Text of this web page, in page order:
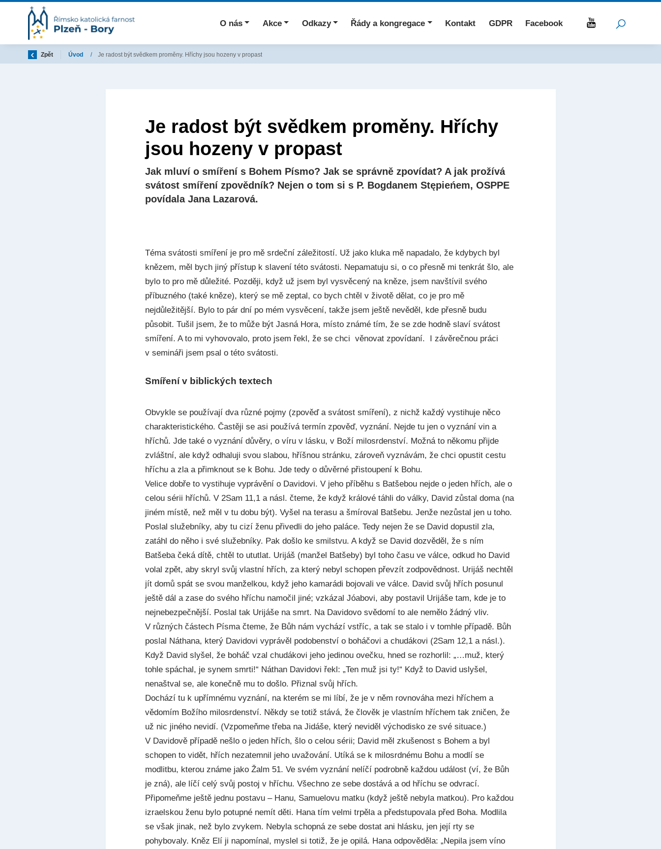
O nás Akce Odkazy Řády a kongregace Kontakt GDPR Facebook
Zpět Úvod / Je radost být svědkem proměny. Hříchy jsou hozeny v propast
Je radost být svědkem proměny. Hříchy
jsou hozeny v propast
Jak mluví o smíření s Bohem Písmo? Jak se správně zpovídat? A jak prožívá
svátost smíření zpovědník? Nejen o tom si s P. Bogdanem Stępieńem, OSPPE
povídala Jana Lazarová.
Téma svátosti smíření je pro mě srdeční záležitostí. Už jako kluka mě napadalo, že kdybych byl
knězem, měl bych jiný přístup k slavení této svátosti. Nepamatuju si, o co přesně mi tenkrát šlo, ale
bylo to pro mě důležité. Později, když už jsem byl vysvěcený na kněze, jsem navštívil svého
příbuzného (také kněze), který se mě zeptal, co bych chtěl v životě dělat, co je pro mě
nejdůležitější. Bylo to pár dní po mém vysvěcení, takže jsem ještě nevěděl, kde přesně budu
působit. Tušil jsem, že to může být Jasná Hora, místo známé tím, že se zde hodně slaví svátost
smíření. A to mi vyhovovalo, proto jsem řekl, že se chci věnovat zpovídaní. I závěrečnou práci
v semináři jsem psal o této svátosti.
Smíření v biblických textech
Obvykle se používají dva různé pojmy (zpověď a svátost smíření), z nichž každý vystihuje něco
charakteristického. Častěji se asi používá termín zpověď, vyznání. Nejde tu jen o vyznání vin a
hříchů. Jde také o vyznání důvěry, o víru v lásku, v Boží milosrdenství. Možná to někomu přijde
zvláštní, ale když odhaluji svou slabou, hříšnou stránku, zároveň vyznávám, že chci opustit cestu
hříchu a zla a přimknout se k Bohu. Jde tedy o důvěrné přistoupení k Bohu.
Velice dobře to vystihuje vyprávění o Davidovi. V jeho příběhu s Batšebou nejde o jeden hřích, ale o
celou sérii hříchů. V 2Sam 11,1 a násl. čteme, že když králové táhli do války, David zůstal doma (na
jiném místě, než měl v tu dobu být). Vyšel na terasu a šmíroval Batšebu. Jenže nezůstal jen u toho.
Poslal služebníky, aby tu cizí ženu přivedli do jeho paláce. Tedy nejen že se David dopustil zla,
zatáhl do něho i své služebníky. Pak došlo ke smilstvu. A když se David dozvěděl, že s ním
Batšeba čeká dítě, chtěl to ututlat. Urijáš (manžel Batšeby) byl toho času ve válce, odkud ho David
volal zpět, aby skryl svůj vlastní hřích, za který nebyl schopen převzít zodpovědnost. Urijáš nechtěl
jít domů spát se svou manželkou, když jeho kamarádi bojovali ve válce. David svůj hřích posunul
ještě dál a zase do svého hříchu namočil jiné; vzkázal Jóabovi, aby postavil Urijáše tam, kde je to
nejnebezpečnější. Poslal tak Urijáše na smrt. Na Davidovo svědomí to ale nemělo žádný vliv.
V různých částech Písma čteme, že Bůh nám vychází vstříc, a tak se stalo i v tomhle případě. Bůh
poslal Náthana, který Davidovi vyprávěl podobenství o boháčovi a chudákovi (2Sam 12,1 a násl.).
Když David slyšel, že boháč vzal chudákovi jeho jedinou ovečku, hned se rozhorlil: „…muž, který
tohle spáchal, je synem smrti!“ Náthan Davidovi řekl: „Ten muž jsi ty!“ Když to David uslyšel,
nenaštval se, ale konečně mu to došlo. Přiznal svůj hřích.
Dochází tu k upřímnému vyznání, na kterém se mi líbí, že je v něm rovnováha mezi hříchem a
vědomím Božího milosrdenství. Někdy se totiž stává, že člověk je vlastním hříchem tak zničen, že
už nic jiného nevidí. (Vzpomeňme třeba na Jidáše, který neviděl východisko ze své situace.)
V Davidově případě nešlo o jeden hřích, šlo o celou sérii; David měl zkušenost s Bohem a byl
schopen to vidět, hřích nezatemnil jeho uvažování. Utíká se k milosrdnému Bohu a modlí se
modlitbu, kterou známe jako Žalm 51. Ve svém vyznání nelíčí podrobně každou událost (ví, že Bůh
je zná), ale líčí celý svůj postoj v hříchu. Všechno ze sebe dostává a od hříchu se odvrací.
Připomeňme ještě jednu postavu – Hanu, Samuelovu matku (když ještě nebyla matkou). Pro každou
izraelskou ženu bylo potupné nemít děti. Hana tím velmi trpěla a předstupovala před Boha. Modlila
se však jinak, než bylo zvykem. Nebyla schopná ze sebe dostat ani hlásku, jen její rty se
pohybovaly. Kněz Elí ji napomínal, myslel si totiž, že je opilá. Hana odpověděla: „Nepila jsem víno